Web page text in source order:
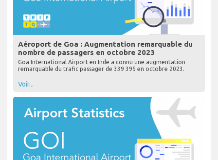
Aéroport de Goa : Augmentation remarquable du
nombre de passagers en octobre 2023
Goa International Airport en Inde a connu une augmentation
remarquable du trafic passager de 339 395 en octobre 2023.
Voir...